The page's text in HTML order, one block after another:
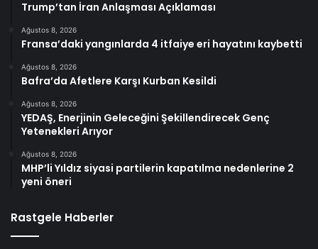
Trump’tan İran Anlaşması Açıklaması
Ağustos 8, 2026
Fransa’daki yangınlarda 4 itfaiye eri hayatını kaybetti
Ağustos 8, 2026
Bafra’da Afetlere Karşı Kurban Kesildi
Ağustos 8, 2026
YEDAŞ, Enerjinin Geleceğini Şekillendirecek Genç
Yetenekleri Arıyor
Ağustos 8, 2026
MHP’li Yıldız siyasi partilerin kapatılma nedenlerine 2
yeni öneri
Rastgele Haberler